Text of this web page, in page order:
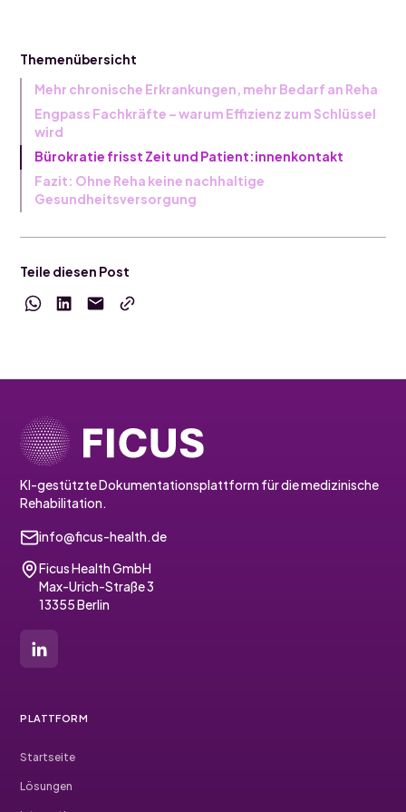
Themenübersicht
Mehr chronische Erkrankungen, mehr Bedarf an Reha
Engpass Fachkräfte – warum Effizienz zum Schlüssel
wird
Bürokratie frisst Zeit und Patient:innenkontakt
Fazit: Ohne Reha keine nachhaltige
Gesundheitsversorgung
Teile diesen Post
KI-gestützte Dokumentationsplattform für die medizinische
Rehabilitation.
info@ficus-health.de
Ficus Health GmbH
Max-Urich-Straße 3
13355 Berlin
PLATTFORM
Startseite
Lösungen